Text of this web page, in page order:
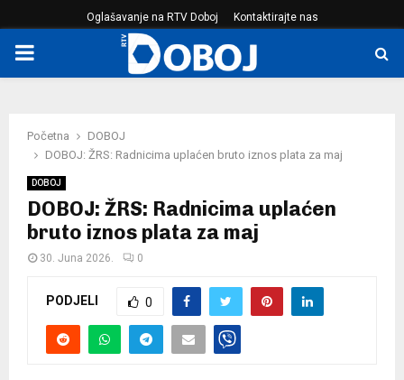
Oglašavanje na RTV Doboj Kontaktirajte nas
PRIMARY
Početna
DOBOJ
DOBOJ: ŽRS: Radnicima uplaćen bruto iznos plata za maj
DOBOJ
DOBOJ: ŽRS: Radnicima uplaćen
bruto iznos plata za maj
30. Juna 2026. 0
PODJELI 0